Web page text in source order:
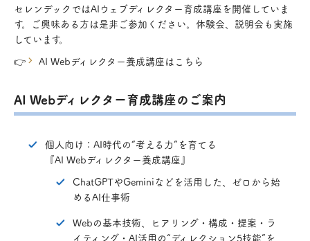
セレンデックではAIウェブディレクター育成講座を開催していま
す。ご興味ある方は是非ご参加ください。体験会、説明会も実施
しています。
👉
AI Webディレクター養成講座はこちら
AI Webディレクター育成講座のご案内
個人向け：AI時代の“考える力”を育てる
『AI Webディレクター養成講座』
ChatGPTやGeminiなどを活用した、ゼロから始
めるAI仕事術
Webの基本技術、ヒアリング・構成・提案・ラ
イティング・AI活用の“ディレクション5技能”を